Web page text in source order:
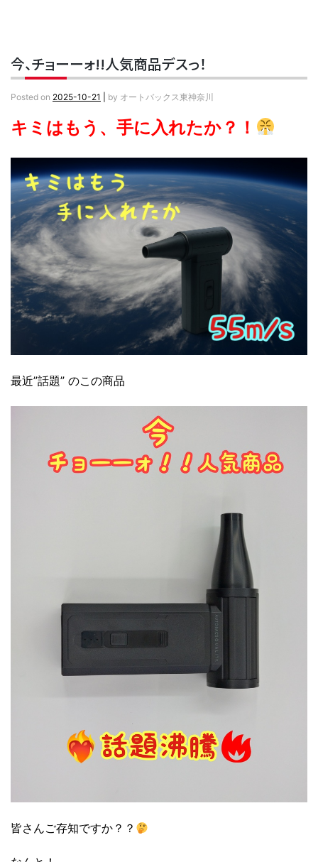
今、チョーーォ!!人気商品デスっ！
Posted on 2025-10-21 by オートバックス東神奈川
キミはもう、手に入れたか？！
最近”話題” のこの商品
皆さんご存知ですか？？